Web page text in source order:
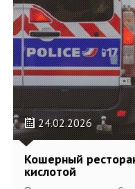
24.02.2026
Кошерный
кислотой